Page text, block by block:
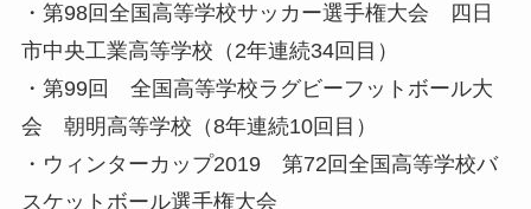
・第98回全国高等学校サッカー選手権大会 四日
市中央工業高等学校（2年連続34回目）
・第99回 全国高等学校ラグビーフットボール大
会 朝明高等学校（8年連続10回目）
・ウィンターカップ2019 第72回全国高等学校バ
スケットボール選手権大会